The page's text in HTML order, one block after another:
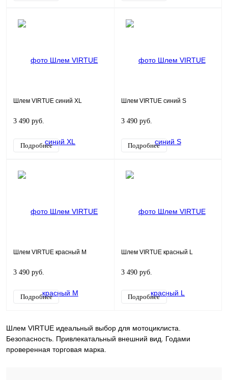
Шлем VIRTUE синий XL
3 490 руб.
Подробнее
Шлем VIRTUE синий S
3 490 руб.
Подробнее
Шлем VIRTUE красный M
3 490 руб.
Подробнее
Шлем VIRTUE красный L
3 490 руб.
Подробнее
Шлем VIRTUE идеальный выбор для мотоциклиста.
Безопасность. Привлекатальный внешний вид. Годами
проверенная торговая марка.